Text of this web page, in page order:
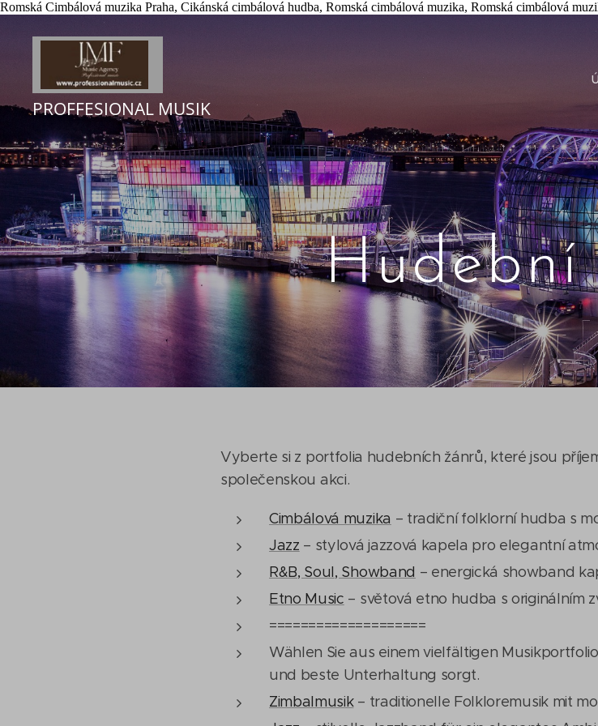
Romská Cimbálová muzika Praha, Cikánská cimbálová hudba, Romská cimbálová muzika, Romská cimbálová
PROFFESIONAL MUSIK
Hudební
Vyberte si z portfolia hudebních žánrů, které jsou
společenskou akci.
Cimbálová muzika – tradiční folklorní hudba s
Jazz – stylová jazzová kapela pro elegantní
R&B, Soul, Showband – energická showband
Etno Music – světová etno hudba s originálním
====================
Wählen Sie aus einem vielfältigen
und beste Unterhaltung sorgt.
Zimbalmusik– traditionelle Folkloremusik mit